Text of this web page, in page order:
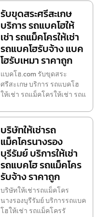
รับขุดสระศรีสะเกษ
บริการ รถแบคโฮให้
เช่า รถแม็คโครให้เช่า
รถแบคโฮรับจ้าง แบค
โฮรับเหมา ราคาถูก
แบคโฮ.com รับขุดสระ
ศรีสะเกษ บริการ รถแบคโฮ
ให้เช่า รถแม็คโครให้เช่า รถแ
บริษัทให้เช่ารถ
แม็คโครนางรอง
บุรีรัมย์ บริการให้เช่า
รถแบคโฮ รถแม็คโคร
รับจ้าง ราคาถูก
บริษัทให้เช่ารถแม็คโคร
นางรองบุรีรัมย์ บริการรถแบค
โฮให้เช่า รถแม็คโครรั